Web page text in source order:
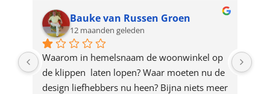
product
Bauke van Russen Groen
12 maanden geleden
Waarom in hemelsnaam de woonwinkel op
de klippen  laten lopen? Waar moeten nu de
design liefhebbers nu heen? Bijna niets meer